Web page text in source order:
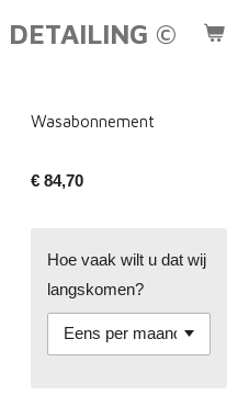
DETAILING ©
Wasabonnement
€ 84,70
Hoe vaak wilt u dat wij
langskomen?